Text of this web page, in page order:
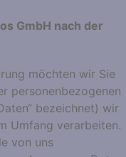
GmbH nach der
möchten wir Sie
personenbezogenen
bezeichnet) wir
Umfang verarbeiten.
von uns